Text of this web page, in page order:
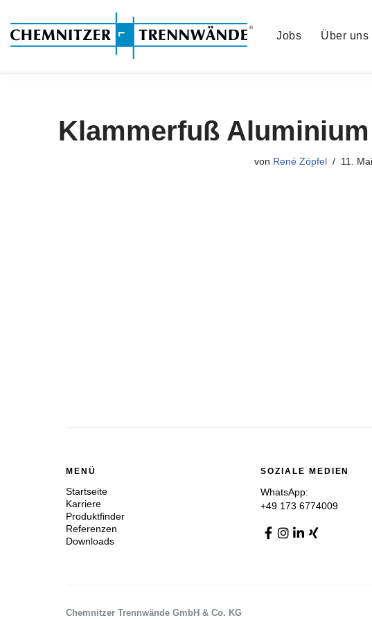
Zum
Jobs Über uns
Klammerfuß
von René Zöpfel 11.
MENÜ
Startseite
Karriere
Produktfinder
Referenzen
Downloads
SOZIALE MEDIEN
WhatsApp:
+49 173 6774009
Chemnitzer Trennwände GmbH & Co. KG